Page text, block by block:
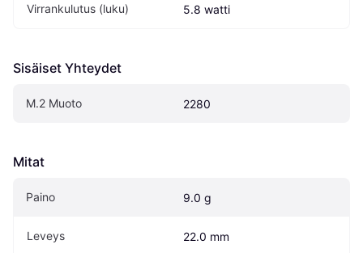
Virrankulutus (luku) 5.8 watti
Sisäiset Yhteydet
M.2 Muoto 2280
Mitat
Paino 9.0 g
Leveys 22.0 mm